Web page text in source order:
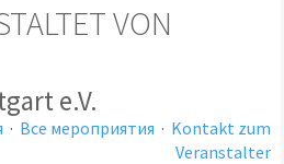
VON
e.V.
· Все мероприятия · Kontakt zum
Veranstalter